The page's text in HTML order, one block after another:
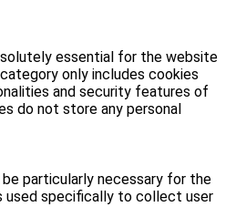
essential for the website
only includes cookies
and security features of
do not store any personal
particularly necessary for the
used specifically to collect user